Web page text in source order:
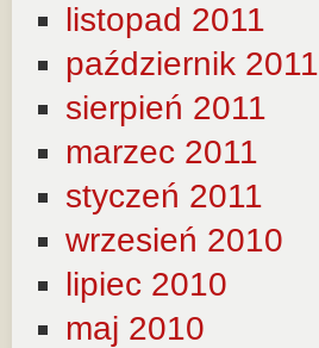
listopad 2011
październik 2011
sierpień 2011
marzec 2011
styczeń 2011
wrzesień 2010
lipiec 2010
maj 2010